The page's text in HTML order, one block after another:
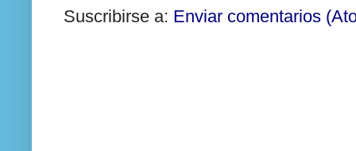
Suscribirse a: Enviar comentarios